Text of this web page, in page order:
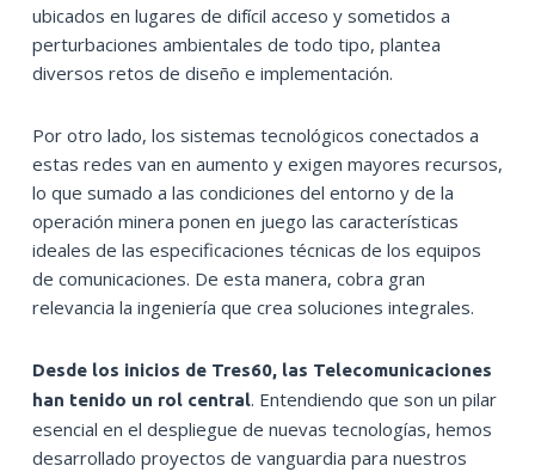
ubicados en lugares de difícil acceso y sometidos a
perturbaciones ambientales de todo tipo, plantea
diversos retos de diseño e implementación.
Por otro lado, los sistemas tecnológicos conectados a
estas redes van en aumento y exigen mayores recursos,
lo que sumado a las condiciones del entorno y de la
operación minera ponen en juego las características
ideales de las especificaciones técnicas de los equipos
de comunicaciones. De esta manera, cobra gran
relevancia la ingeniería que crea soluciones integrales.
Desde los inicios de Tres60, las Telecomunicaciones
han tenido un rol central. Entendiendo que son un pilar
esencial en el despliegue de nuevas tecnologías, hemos
desarrollado proyectos de vanguardia para nuestros